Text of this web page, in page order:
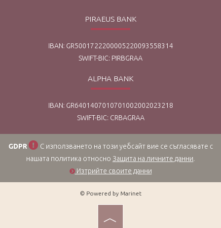
PIRAEUS BANK
IBAN: GR5001722200005220093558314
SWIFT-BIC: PIRBGRAA
ALPHA BANK
IBAN: GR6401407010701002002023218
SWIFT-BIC: CRBAGRAA
GDPR
С използването на този уебсайт вие се съгласявате с
нашата политика относно Защита на личните данни.
Изтрийте своите данни
© Powered by Marinet
︿